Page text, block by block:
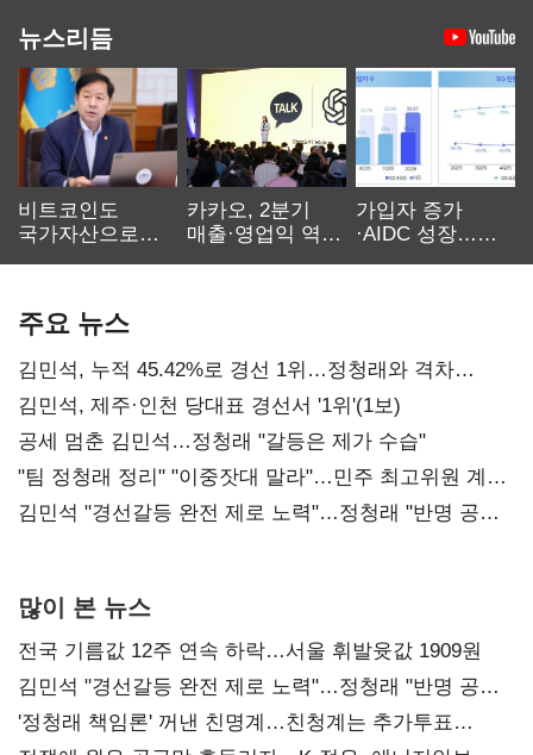
뉴스리듬
비트코인도
국가자산으로…'
카카오, 2분기
매출·영업익 역대
가입자 증가
·AIDC 성장…
주요 뉴스
김민석, 누적 45.42%로 경선 1위…정청래와 격차
0.86%p(2보)
김민석, 제주·인천 당대표 경선서 '1위'(1보)
공세 멈춘 김민석…정청래 "갈등은 제가 수습"
"팀 정청래 정리" "이중잣대 말라"…민주 최고위원 계파
다툼 격화
김민석 "경선갈등 완전 제로 노력"…정청래 "반명 공세
많이 본 뉴스
전국 기름값 12주 연속 하락…서울 휘발윳값 1909원
김민석 "경선갈등 완전 제로 노력"…정청래 "반명 공세
사과부터"
'정청래 책임론' 꺼낸 친명계…친청계는 추가투표